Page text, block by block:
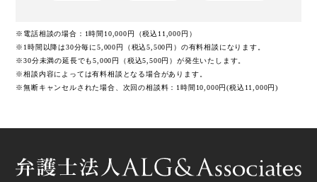
※電話相談の場合：1時間10,000円（税込11,000円）
※1時間以降は30分毎に5,000円（税込5,500円）の有料相談になります。
※30分未満の延長でも5,000円（税込5,500円）が発生いたします。
※相談内容によっては有料相談となる場合があります。
※無断キャンセルされた場合、次回の相談料：1時間10,000円(税込11,000円)